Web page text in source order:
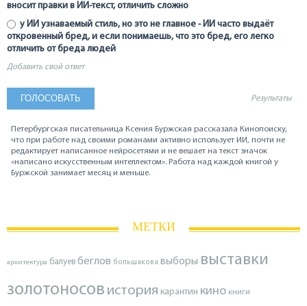
вносит правки в ИИ-текст, отличить сложно
у ИИ узнаваемый стиль, но это не главное - ИИ часто выдаёт
откровенный бред, и если понимаешь, что это бред, его легко
отличить от бреда людей
Добавить свой ответ
Результаты
Петербургская писательница Ксения Буржская рассказала Кинопоиску,
что при работе над своими романами активно использует ИИ, почти не
редактирует написанное нейросетями и не вешает на текст значок
«написано искусственным интеллектом». Работа над каждой книгой у
Буржской занимает месяц и меньше.
МЕТКИ
архитектура балуев беглов большакова выборы выставки
золотоносов история карантин кино книги